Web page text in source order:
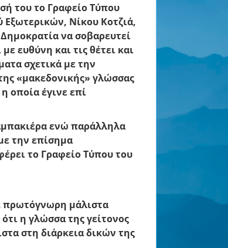
του το Γραφείο Τύπου
Εξωτερικών, Νίκου Κοτζιά,
να σοβαρευτεί
ευθύνη και τις θέτει και
σχετικά με την
«μακεδονικής» γλώσσας
οποία έγινε επί
ενώ παράλληλα
την επίσημα
το Γραφείο Τύπου του
πρωτόγνωρη μάλιστα
η γλώσσα της γείτονος
στη διάρκεια δικών της